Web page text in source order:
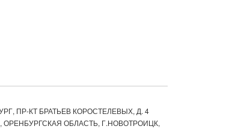
ПР-КТ БРАТЬЕВ КОРОСТЕЛЕВЫХ, Д. 4
ОРЕНБУРГСКАЯ ОБЛАСТЬ, Г.НОВОТРОИЦК,